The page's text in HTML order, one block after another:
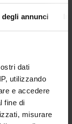
annunci
dati
utilizzando
e accedere
fine di
misurare